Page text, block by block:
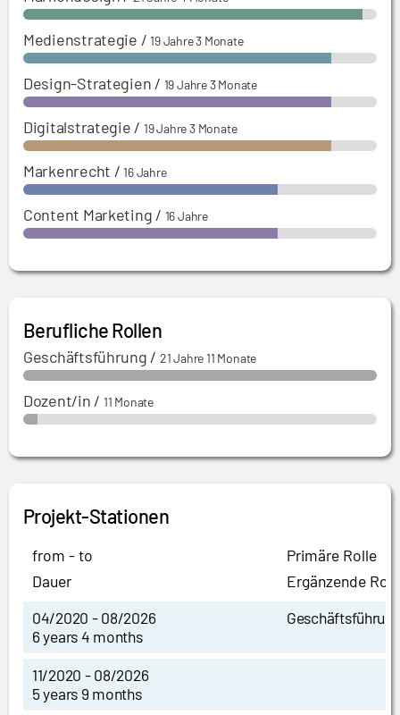
Medienstrategie /19 Jahre 3 Monate
Design-Strategien / 19 Jahre 3 Monate
Digitalstrategie / 19 Jahre 3 Monate
Markenrecht /16 Jahre
Content Marketing / 16 Jahre
Berufliche Rollen
Geschäftsführung / 21 Jahre 11 Monate
Dozent/in / 11 Monate
Projekt-Stationen
from - to
Dauer
Primäre Rolle
Ergänzende
04/2020 - 08/2026
6 years 4 months
Geschäftsführung
11/2020 - 08/2026
5 years 9 months